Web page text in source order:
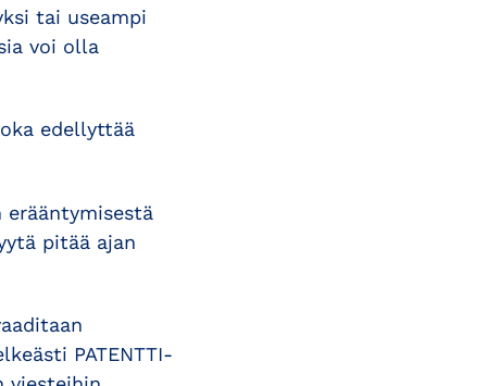
tai useampi
voi olla
edellyttää
pitää ajan
PATENTTI-